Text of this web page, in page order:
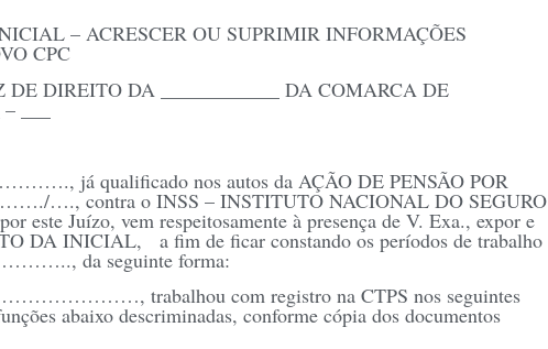
– ACRESCER OU SUPRIMIR INFORMAÇÕES
CPC
DE DIREITO DA ____________ DA COMARCA DE
___
nos autos da AÇÃO DE PENSÃO POR
……./…., contra o INSS – INSTITUTO NACIONAL DO SEGURO
este Juízo, vem respeitosamente à presença de V. Exa., expor e
DA INICIAL, a fim de ficar constando os períodos de trabalho
da seguinte forma:
trabalhou com registro na CTPS nos seguintes
abaixo descriminadas, conforme cópia dos documentos